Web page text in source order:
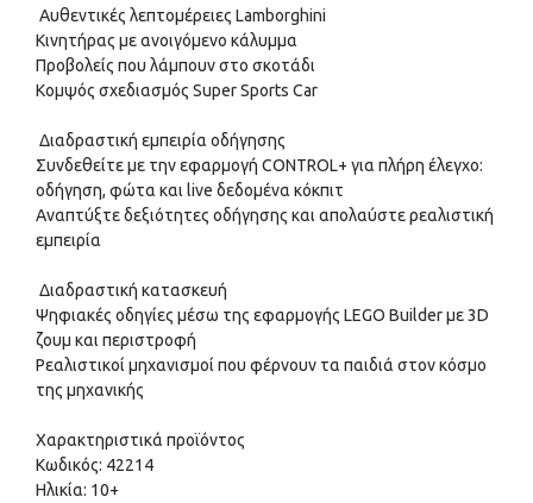
Αυθεντικές λεπτομέρειες Lamborghini
Κινητήρας με ανοιγόμενο κάλυμμα
Προβολείς που λάμπουν στο σκοτάδι
Κομψός σχεδιασμός Super Sports Car
Διαδραστική εμπειρία οδήγησης
Συνδεθείτε με την εφαρμογή CONTROL+ για πλήρη έλεγχο:
οδήγηση, φώτα και live δεδομένα κόκπιτ
Αναπτύξτε δεξιότητες οδήγησης και απολαύστε ρεαλιστική
εμπειρία
Διαδραστική κατασκευή
Ψηφιακές οδηγίες μέσω της εφαρμογής LEGO Builder με 3D
ζουμ και περιστροφή
Ρεαλιστικοί μηχανισμοί που φέρνουν τα παιδιά στον κόσμο
της μηχανικής
Χαρακτηριστικά προϊόντος
Κωδικός: 42214
Ηλικία: 10+